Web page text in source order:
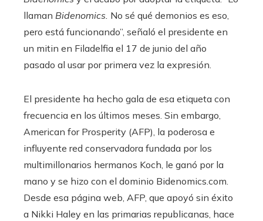
llaman Bidenomics. No sé qué demonios es eso,
pero está funcionando”, señaló el presidente en
un mitin en Filadelfia el 17 de junio del año
pasado al usar por primera vez la expresión.
El presidente ha hecho gala de esa etiqueta con
frecuencia en los últimos meses. Sin embargo,
American for Prosperity (AFP), la poderosa e
influyente red conservadora fundada por los
multimillonarios hermanos Koch, le ganó por la
mano y se hizo con el dominio Bidenomics.com.
Desde esa página web, AFP, que apoyó sin éxito
a Nikki Haley en las primarias republicanas, hace